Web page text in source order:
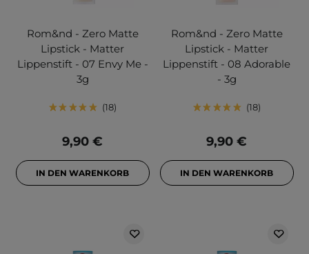
Rom&nd - Zero Matte
Lipstick - Matter
Lippenstift - 07 Envy Me -
3g
18
9,90 €
IN DEN WARENKORB
Rom&nd - Zero Matte
Lipstick - Matter
Lippenstift - 08 Adorable
- 3g
18
9,90 €
IN DEN WARENKORB